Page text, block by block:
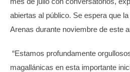
abiertas al público. Se espera que
Arenas durante noviembre de este
“Estamos profundamente
magallánicas en esta importante